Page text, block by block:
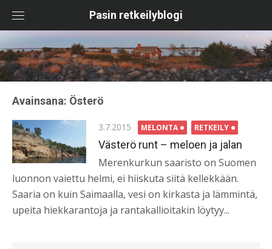
content
Pasin retkeilyblogi
Avainsana: Österö
Posted
on
3.7.2015 MELONTA RETKEILY
Västerö runt – meloen ja jalan
Merenkurkun saaristo on Suomen
luonnon vaiettu helmi, ei hiiskuta siitä kellekkään.
Saaria on kuin Saimaalla, vesi on kirkasta ja lämmintä,
upeita hiekkarantoja ja rantakallioitakin löytyy...